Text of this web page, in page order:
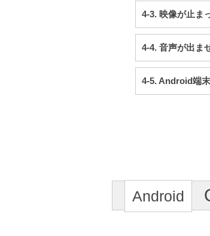
4-3. 映像が止ま
4-4. 音声が出ま
4-5. Android端